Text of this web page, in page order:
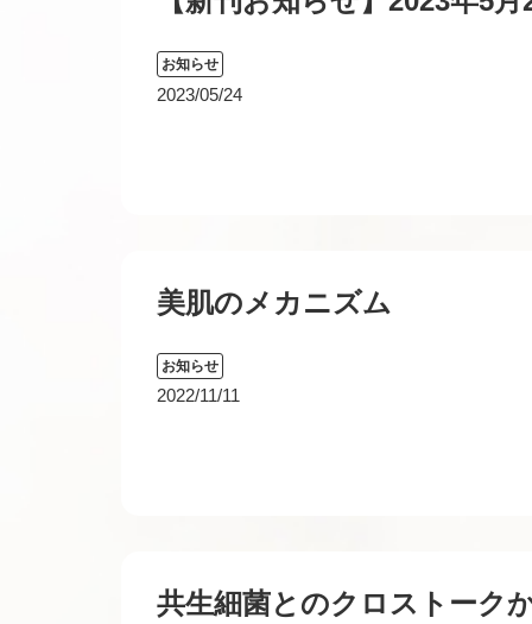
お知らせ
2023/05/24
美肌のメカニズム
お知らせ
2022/11/11
共生細菌とのクロストーク